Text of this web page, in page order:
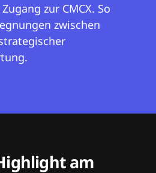
zur CMCX. So
zwischen
am